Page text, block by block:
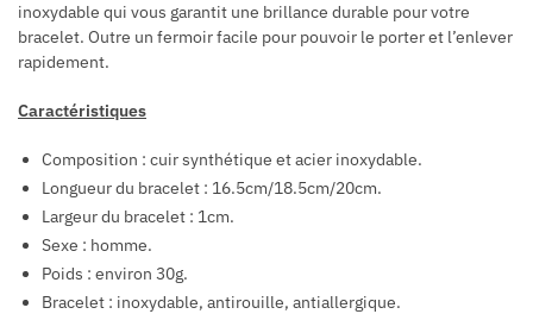
inoxydable qui vous garantit une brillance durable pour votre
bracelet. Outre un fermoir facile pour pouvoir le porter et l’enlever
rapidement.
Caractéristiques
Composition : cuir synthétique et acier inoxydable.
Longueur du bracelet : 16.5cm/18.5cm/20cm.
Largeur du bracelet : 1cm.
Sexe : homme.
Poids : environ 30g.
Bracelet : inoxydable, antirouille, antiallergique.